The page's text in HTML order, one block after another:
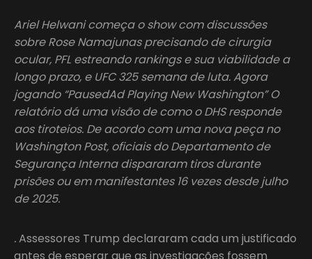
Ariel Helwani começa o show com discussões
sobre Rose Namajunas precisando de cirurgia
ocular, PFL estreando rankings e sua viabilidade a
longo prazo, e UFC 325 semana de luta. Agora
jogando “PausedAd Playing New Washington” O
relatório dá uma visão de como o DHS responde
aos tiroteios. De acordo com uma nova peça no
Washington Post, oficiais do Departamento de
Segurança Interna dispararam tiros durante
prisões ou em manifestantes 16 vezes desde julho
de 2025.
.Assessores Trump declararam cada um justificado